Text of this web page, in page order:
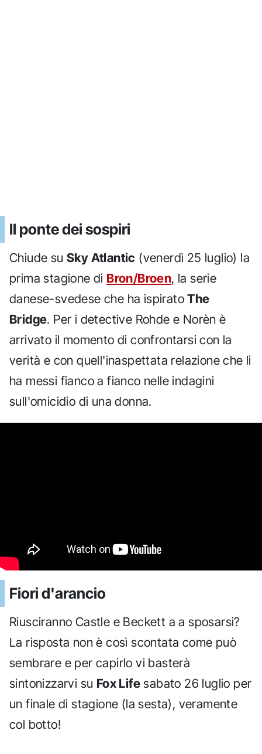
Il ponte dei sospiri
Chiude su Sky Atlantic (venerdì 25 luglio) la
prima stagione di Bron/Broen, la serie
danese-svedese che ha ispiratoThe
Bridge. Per i detective Rohde e Norèn è
arrivato il momento di confrontarsi con la
verità e con quell'inaspettata relazione che li
ha messi fianco a fianco nelle indagini
sull'omicidio di una donna.
Fiori d'arancio
Riusciranno Castle e Beckett a a sposarsi?
La risposta non è così scontata come può
sembrare e per capirlo vi basterà
sintonizzarvi su Fox Life sabato 26 luglio per
un finale di stagione (la sesta), veramente
col botto!